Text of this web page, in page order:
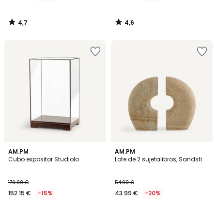
4,7
/
4,6
/
AM.PM
Cubo expositor Studiolo
179.00 €
152.15 € -15%
4,7
/ 5
AM.PM
Lote de 2 sujetalibros, Sandsti
54.99 €
43.99 € -20%
4,2
/ 5